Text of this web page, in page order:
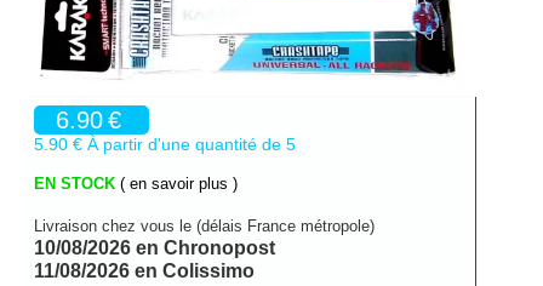
6.90€
5.90 € À partir d'une quantité de 5
EN STOCK ( en savoir plus )
Livraison chez vous le (délais France métropole)
10/08/2026 en Chronopost
11/08/2026 en Colissimo